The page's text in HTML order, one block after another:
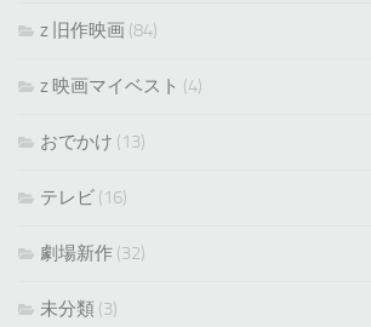
z 旧作映画 (84)
z 映画マイベスト (4)
おでかけ (13)
テレビ (16)
劇場新作 (32)
未分類 (3)